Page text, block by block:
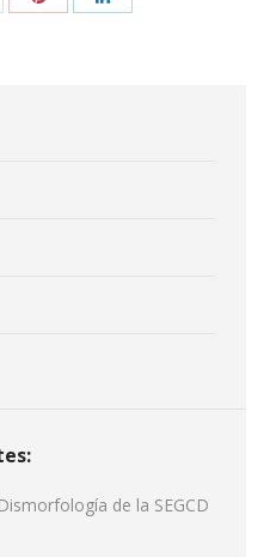
de la SEGCD